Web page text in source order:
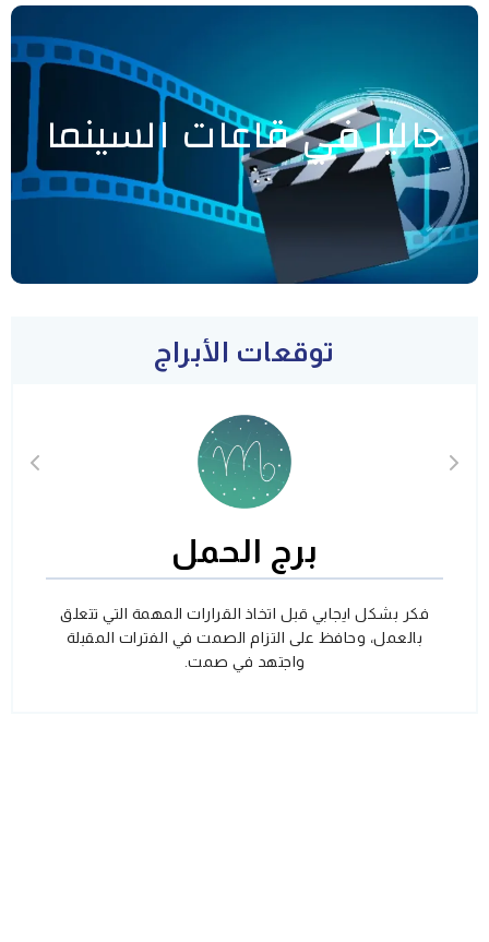
حاليا في قاعات السينما
توقعات الأبراج
برج الحمل
فكر بشكل ايجابي قبل اتخاذ القرارات المهمة التي تتعلق
بالعمل، وحافظ على التزام الصمت في الفترات المقبلة
واجتهد في صمت.